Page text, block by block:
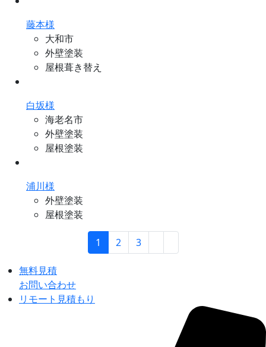
藤本様
大和市
外壁塗装
屋根葺き替え
白坂様
海老名市
外壁塗装
屋根塗装
浦川様
外壁塗装
屋根塗装
1 2 3
無料見積
お問い合わせ
リモート見積もり